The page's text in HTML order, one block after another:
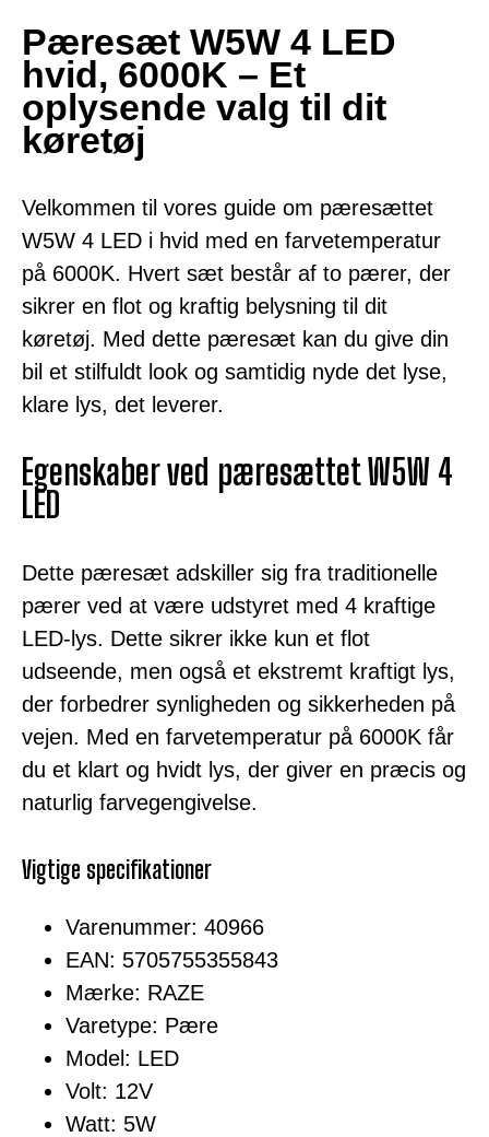
Pæresæt W5W 4 LED
hvid, 6000K – Et
oplysende valg til dit
køretøj
Velkommen til vores guide om pæresættet
W5W 4 LED i hvid med en farvetemperatur
på 6000K. Hvert sæt består af to pærer, der
sikrer en flot og kraftig belysning til dit
køretøj. Med dette pæresæt kan du give din
bil et stilfuldt look og samtidig nyde det lyse,
klare lys, det leverer.
Egenskaber ved pæresættet W5W 4
LED
Dette pæresæt adskiller sig fra traditionelle
pærer ved at være udstyret med 4 kraftige
LED-lys. Dette sikrer ikke kun et flot
udseende, men også et ekstremt kraftigt lys,
der forbedrer synligheden og sikkerheden på
vejen. Med en farvetemperatur på 6000K får
du et klart og hvidt lys, der giver en præcis og
naturlig farvegengivelse.
Vigtige specifikationer
Varenummer: 40966
EAN: 5705755355843
Mærke: RAZE
Varetype: Pære
Model: LED
Volt: 12V
Watt: 5W